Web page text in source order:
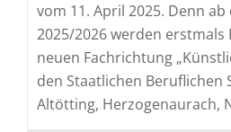
vom 11. April 2025. Denn
2025/2026 werden
neuen Fachrichtung
den Staatlichen Beruflichen
Altötting, Herzogenaurach,